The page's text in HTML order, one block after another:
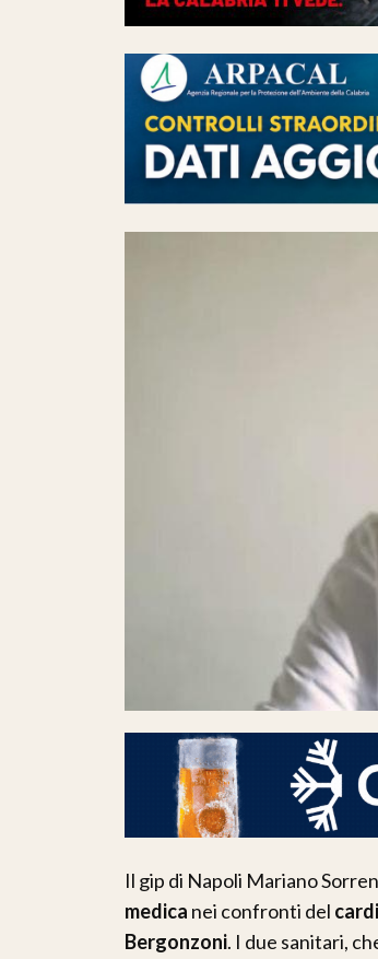
Il gip di Napoli Mariano
medica nei confronti del
Bergonzoni. I due sanitari,